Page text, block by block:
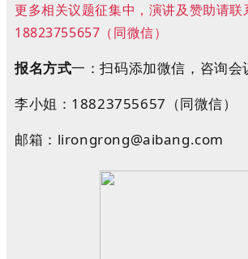
更多相关议题征集中，演讲及赞助请联
18823755657（同微信）
报名方式一：扫码添加微信，咨询会
李小姐：18823755657（同微信）
邮箱：lirongrong@aibang.com